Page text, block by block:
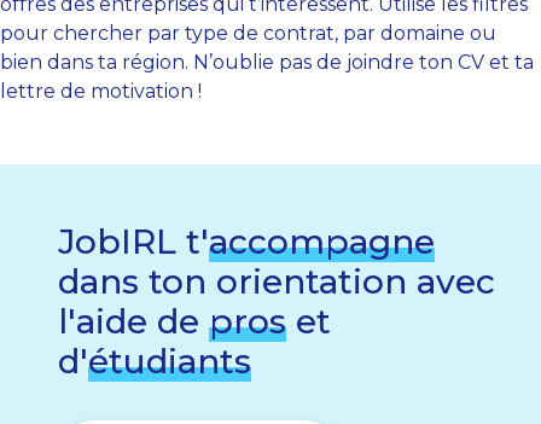
pour chercher par type de contrat, par domaine ou
bien dans ta région. N’oublie pas de joindre ton CV et ta
lettre de motivation !
JobIRL t'accompagne
dans ton orientation avec
l'aide de pros et
d'étudiants